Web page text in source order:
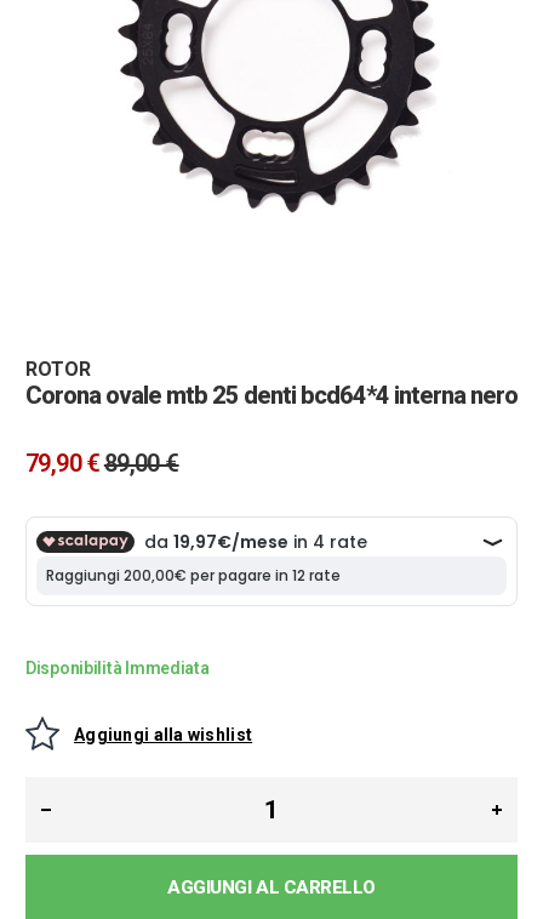
ROTOR
Corona ovale mtb 25 denti bcd64*4 interna nero
79,90 €89,00 €
Disponibilità Immediata
Aggiungi alla wishlist
AGGIUNGI AL CARRELLO
galleria
di